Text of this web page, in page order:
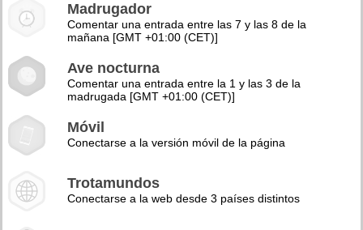
Madrugador
Comentar una entrada entre las 7 y las 8 de la
mañana [GMT +01:00 (CET)]
Ave nocturna
Comentar una entrada entre la 1 y las 3 de la
madrugada [GMT +01:00 (CET)]
Móvil
Conectarse a la versión móvil de la página
Trotamundos
Conectarse a la web desde 3 países distintos